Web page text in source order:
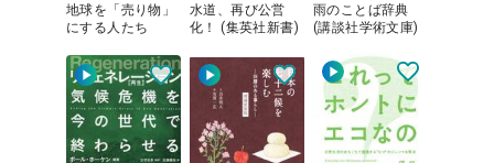
地球を「売り物」
にする人たち
水道、再び公営
化！ (集英社新書)
雨のことば辞典
(講談社学術文庫)